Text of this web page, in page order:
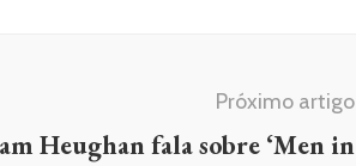
Próximo artigo
Heughan fala sobre ‘Men in